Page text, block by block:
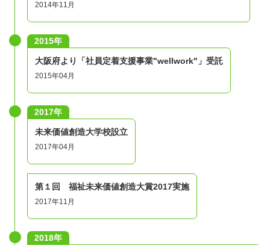
（タブレット・スマートフォンでの参加はNGです）
ディスカッションに意欲を持って取り組める方
参加ステップ
少しでも参加に興味のある方はactivoよりお申し込みくだ
さい。
申し込み後の自動返信メールで応募にあたり必要なエント
リーシート、応募フォーム、説明動画が届きます。
STEP2：応募フォーム提出
エントリー後に届く応募フォームを記入し、提出くださ
い。
2014年11月
2015年
大阪府より「社員定着支援事業"wellwork"」受託
2015年04月
2017年
未来価値創造大学校設立
2017年04月
第１回 福祉未来価値創造大賞2017実施
2017年11月
2018年